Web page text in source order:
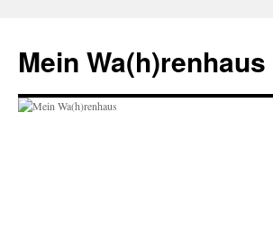
springen
Mein Wa(h)renhaus